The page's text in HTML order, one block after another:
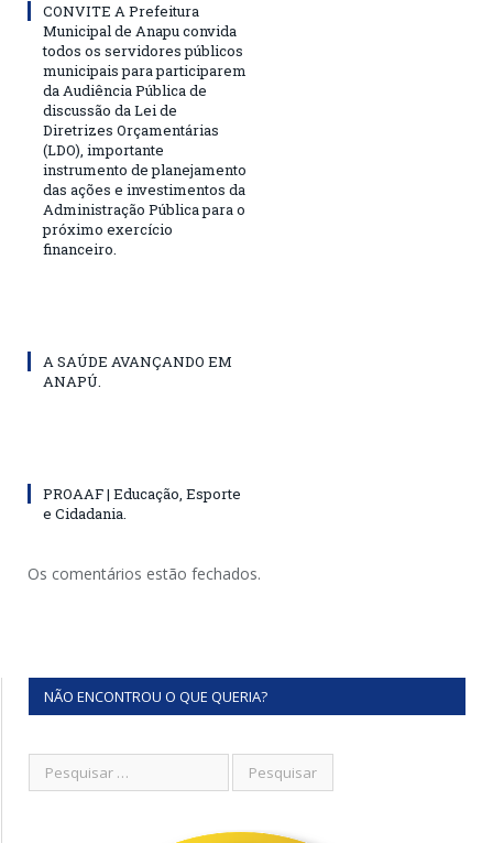
CONVITE A Prefeitura
Municipal de Anapu convida
todos os servidores públicos
municipais para participarem
da Audiência Pública de
discussão da Lei de
Diretrizes Orçamentárias
(LDO), importante
instrumento de planejamento
das ações e investimentos da
Administração Pública para o
próximo exercício
financeiro.
A SAÚDE AVANÇANDO EM
ANAPÚ.
PROAAF | Educação, Esporte
e Cidadania.
Os comentários estão fechados.
NÃO ENCONTROU O QUE QUERIA?